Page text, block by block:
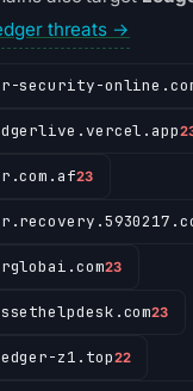
threats →
security-
23
23
23
z1.top22